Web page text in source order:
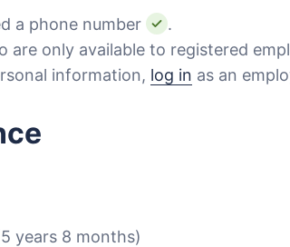
a phone number
.
are only available to registered
information, log in as an
years 8 months)